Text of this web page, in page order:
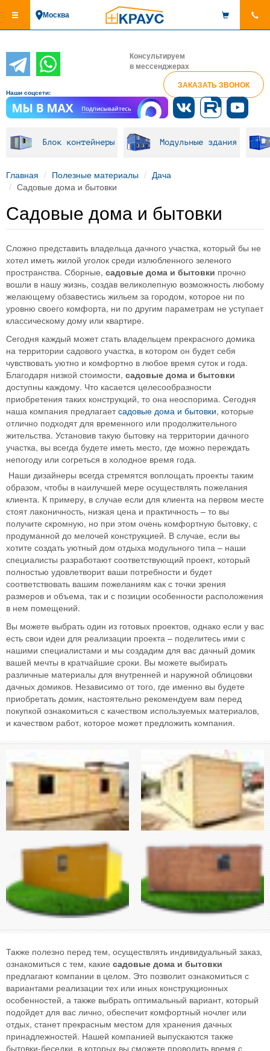
основному
Москва
Консультируем
в мессенджерах
ЗАКАЗАТЬ ЗВОНОК
Наши соцсети:
Блок контейнеры Модульные здания
Главная Полезные материалы
Дача
Садовые дома и бытовки
Садовые дома и бытовки
Сложно представить владельца дачного участка, который бы не
хотел иметь жилой уголок среди излюбленного зеленого
пространства. Сборные, садовые дома и бытовки прочно
вошли в нашу жизнь, создав великолепную возможность любому
желающему обзавестись жильем за городом, которое ни по
уровню своего комфорта, ни по другим параметрам не уступает
классическому дому или квартире.
Сегодня каждый может стать владельцем прекрасного домика
на территории садового участка, в котором он будет себя
чувствовать уютно и комфортно в любое время суток и года.
Благодаря низкой стоимости, садовые дома и бытовки
доступны каждому. Что касается целесообразности
приобретения таких конструкций, то она неоспорима. Сегодня
наша компания предлагаетсадовые дома и бытовки, которые
отлично подходят для временного или продолжительного
жительства. Установив такую бытовку на территории дачного
участка, вы всегда будете иметь место, где можно переждать
непогоду или согреться в холодное время года.
Наши дизайнеры всегда стремятся воплощать проекты таким
образом, чтобы в наилучшей мере осуществлять пожелания
клиента. К примеру, в случае если для клиента на первом месте
стоят лаконичность, низкая цена и практичность – то вы
получите скромную, но при этом очень комфортную бытовку, с
продуманной до мелочей конструкцией. В случае, если вы
хотите создать уютный дом отдыха модульного типа – наши
специалисты разработают соответствующий проект, который
полностью удовлетворит ваши потребности и будет
соответствовать вашим пожеланиям как с точки зрения
размеров и объема, так и с позиции особенности расположения
в нем помещений.
Вы можете выбрать один из готовых проектов, однако если у вас
есть свои идеи для реализации проекта – поделитесь ими с
нашими специалистами и мы создадим для вас дачный домик
вашей мечты в кратчайшие сроки. Вы можете выбирать
различные материалы для внутренней и наружной облицовки
дачных домиков. Независимо от того, где именно вы будете
приобретать домик, настоятельно рекомендуем вам перед
покупкой ознакомиться с качеством используемых материалов,
и качеством работ, которое может предложить компания.
Также полезно перед тем, осуществлять индивидуальный заказ,
ознакомиться с тем, какие садовые дома и бытовки
предлагают компании в целом. Это позволит ознакомиться с
вариантами реализации тех или иных конструкционных
особенностей, а также выбрать оптимальный вариант, который
подойдет для вас лично, обеспечит комфортный ночлег или
отдых, станет прекрасным местом для хранения дачных
принадлежностей. Нашей компанией выпускаются также
бытовки-беседки, в которых вы сможете проводить время с